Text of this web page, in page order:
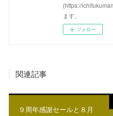
(https://
ます。
フォロー
関連記事
９周年感謝セールと８月